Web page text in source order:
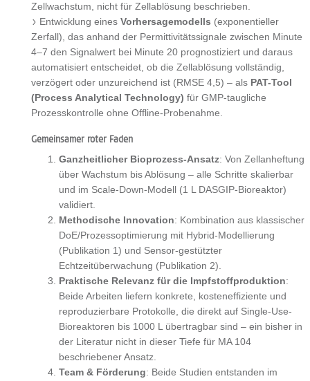
Zellwachstum, nicht für Zellablösung beschrieben.
Entwicklung eines Vorhersagemodells (exponentieller
Zerfall), das anhand der Permittivitätssignale zwischen Minute
4–7 den Signalwert bei Minute 20 prognostiziert und daraus
automatisiert entscheidet, ob die Zellablösung vollständig,
verzögert oder unzureichend ist (RMSE 4,5) – als PAT-Tool
(Process Analytical Technology) für GMP-taugliche
Prozesskontrolle ohne Offline-Probenahme.
Gemeinsamer roter Faden
Ganzheitlicher Bioprozess-Ansatz: Von Zellanheftung
über Wachstum bis Ablösung – alle Schritte skalierbar
und im Scale-Down-Modell (1 L DASGIP-Bioreaktor)
validiert.
Methodische Innovation: Kombination aus klassischer
DoE/Prozessoptimierung mit Hybrid-Modellierung
(Publikation 1) und Sensor-gestützter
Echtzeitüberwachung (Publikation 2).
Praktische Relevanz für die Impfstoffproduktion:
Beide Arbeiten liefern konkrete, kosteneffiziente und
reproduzierbare Protokolle, die direkt auf Single-Use-
Bioreaktoren bis 1000 L übertragbar sind – ein bisher in
der Literatur nicht in dieser Tiefe für MA 104
beschriebener Ansatz.
Team & Förderung: Beide Studien entstanden im